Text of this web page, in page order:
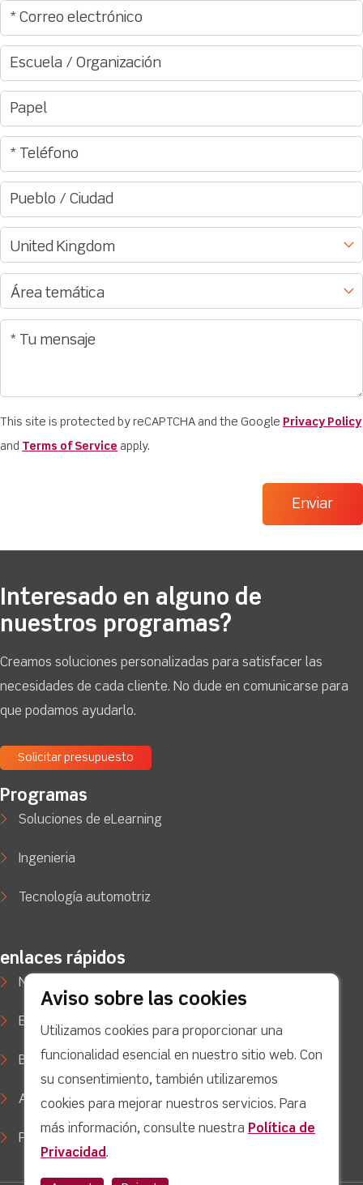
This site is protected by reCAPTCHA and the Google Privacy Policy
and Terms of Service apply.
Interesado en alguno de
nuestros programas?
Creamos soluciones personalizadas para satisfacer las
necesidades de cada cliente. No dude en comunicarse para
que podamos ayudarlo.
Solicitar presupuesto
Programas
Soluciones de eLearning
Ingenieria
Tecnología automotriz
enlaces rápidos
Noticias
Estudios de caso
Blog
Apoyo
Política de privacidad
Aviso sobre las cookies
Utilizamos cookies para proporcionar una
funcionalidad esencial en nuestro sitio web. Con
su consentimiento, también utilizaremos
cookies para mejorar nuestros servicios. Para
más información, consulte nuestra Política de
Privacidad.